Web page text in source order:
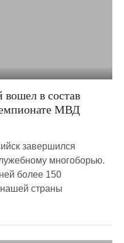
в состав
МВД
завершился
многоборью.
более 150
страны